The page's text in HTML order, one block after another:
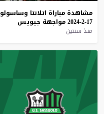
مشاهدة مباراة اتلانتا وساسولو
17-2-2024
مواجهة جيويس
منذ سنتين